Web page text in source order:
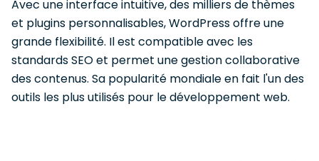
Avec une interface intuitive, des milliers de thèmes
et plugins personnalisables, WordPress offre une
grande flexibilité. Il est compatible avec les
standards SEO et permet une gestion collaborative
des contenus. Sa popularité mondiale en fait l'un des
outils les plus utilisés pour le développement web.